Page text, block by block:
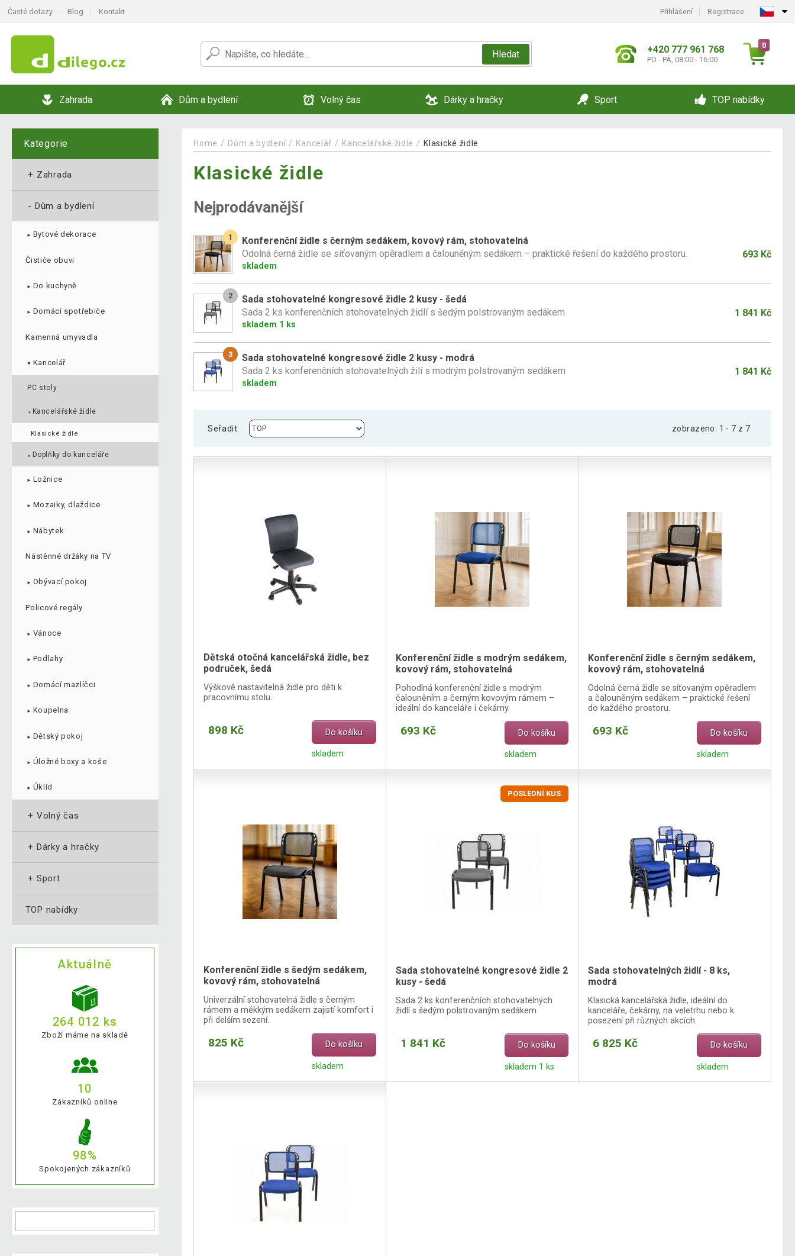
Časté dotazy Blog Kontakt Přihlášení Registrace
Hledat +420 777 961 768
PO - PÁ, 08:00 - 16:00
0
Zahrada Dům a bydlení Volný čas Dárky a hračky Sport TOP nabídky
Kategorie
+ Zahrada
- Dům a bydlení
► Bytové dekorace
Čističe obuvi
► Do kuchyně
► Domácí spotřebiče
Kamenná umyvadla
▼ Kancelář
PC stoly
▼ Kancelářské židle
Klasické židle
► Doplňky do kanceláře
► Ložnice
► Mozaiky, dlaždice
► Nábytek
Nástěnné držáky na TV
► Obývací pokoj
Policové regály
► Vánoce
► Podlahy
► Domácí mazlíčci
► Koupelna
► Dětský pokoj
► Úložné boxy a koše
► Úklid
+ Volný čas
+ Dárky a hračky
+ Sport
TOP nabídky
Aktuálně
264 012 ks
Zboží máme na skladě
10
Zákazníků online
98%
Spokojených zákazníků
Home Dům a bydlení Kancelář Kancelářské židle Klasické židle
Klasické židle
Nejprodávanější
1
Konferenční židle s černým sedákem, kovový rám, stohovatelná
Odolná černá židle se síťovaným opěradlem a čalouněným sedákem – praktické řešení do každého prostoru.
skladem
693 Kč
2
Sada stohovatelné kongresové židle 2 kusy - šedá
Sada 2 ks konferenčních stohovatelných židlí s šedým polstrovaným sedákem
skladem 1 ks
1 841 Kč
3
Sada stohovatelné kongresové židle 2 kusy - modrá
Sada 2 ks konferenčních stohovatelných žilí s modrým polstrovaným sedákem
skladem
1 841 Kč
Seřadit: zobrazeno: 1 - 7 z 7
Dětská otočná kancelářská židle, bez
područek, šedá
Výškově nastavitelná židle pro děti k
pracovnímu stolu.
898 Kč Do košíku
skladem
Konferenční židle s modrým sedákem,
kovový rám, stohovatelná
Pohodlná konferenční židle s modrým
čalouněním a černým kovovým rámem –
ideální do kanceláře i čekárny.
693 Kč Do košíku
skladem
Konferenční židle s černým sedákem,
kovový rám, stohovatelná
Odolná černá židle se síťovaným opěradlem
a čalouněným sedákem – praktické řešení
do každého prostoru.
693 Kč Do košíku
skladem
Konferenční židle s šedým sedákem,
kovový rám, stohovatelná
Univerzální stohovatelná židle s černým
rámem a měkkým sedákem zajistí komfort i
při delším sezení.
825 Kč Do košíku
skladem
POSLEDNÍ KUS
Sada stohovatelné kongresové židle 2
kusy - šedá
Sada 2 ks konferenčních stohovatelných
židlí s šedým polstrovaným sedákem
1 841 Kč Do košíku
skladem 1 ks
Sada stohovatelných židlí - 8 ks,
modrá
Klasická kancelářská židle, ideální do
kanceláře, čekárny, na veletrhu nebo k
posezení při různých akcích.
6 825 Kč Do košíku
skladem